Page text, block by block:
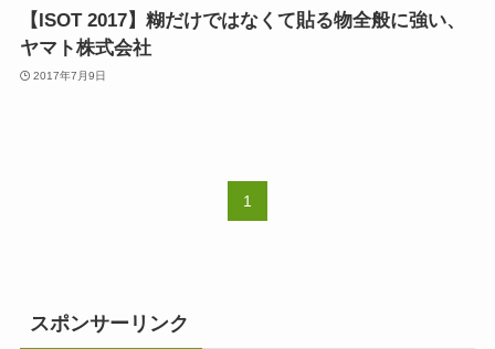
【ISOT 2017】糊だけではなくて貼る物全般に強い、
ヤマト株式会社
2017年7月9日
1
スポンサーリンク